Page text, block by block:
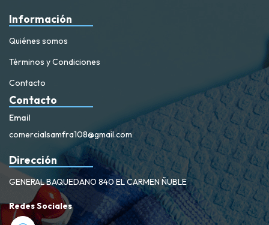
Información
Quiénes somos
Términos y Condiciones
Contacto
Contacto
Email
comercialsamfra108@gmail.com
Dirección
GENERAL BAQUEDANO 840 EL CARMEN ÑUBLE
Redes Sociales